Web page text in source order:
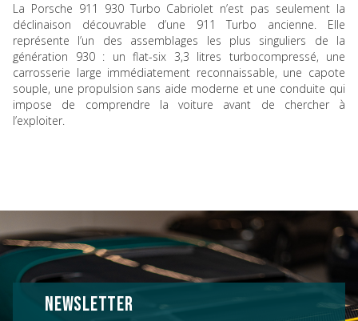
La Porsche 911 930 Turbo Cabriolet n’est pas seulement la
déclinaison découvrable d’une 911 Turbo ancienne. Elle
représente l’un des assemblages les plus singuliers de la
génération 930 : un flat-six 3,3 litres turbocompressé, une
carrosserie large immédiatement reconnaissable, une capote
souple, une propulsion sans aide moderne et une conduite qui
impose de comprendre la voiture avant de chercher à
l’exploiter.
NEWSLETTER